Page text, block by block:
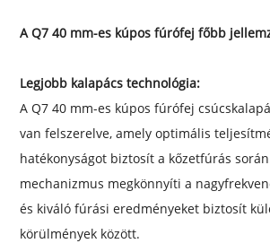
A Q7 40 mm-es kúpos fúrófej főbb
Legjobb kalapács technológia:
A Q7 40 mm-es kúpos fúrófej
van felszerelve, amely optimális
hatékonyságot biztosít a kőzetfúrás
mechanizmus megkönnyíti a
és kiváló fúrási eredményeket biztosít
körülmények között.